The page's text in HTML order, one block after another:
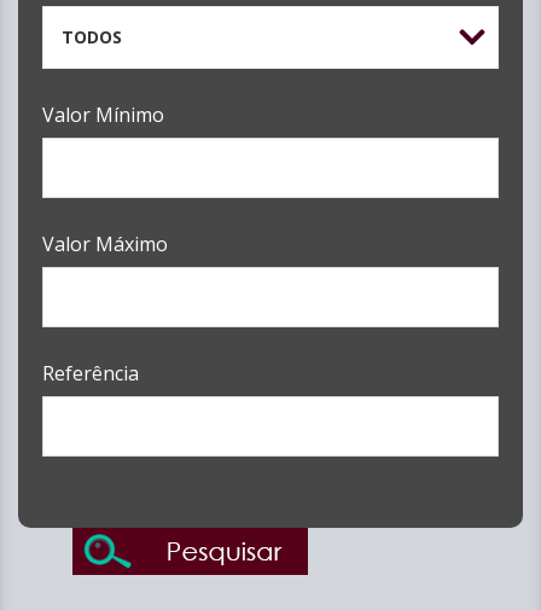
TODOS
Valor Mínimo
Valor Máximo
Referência